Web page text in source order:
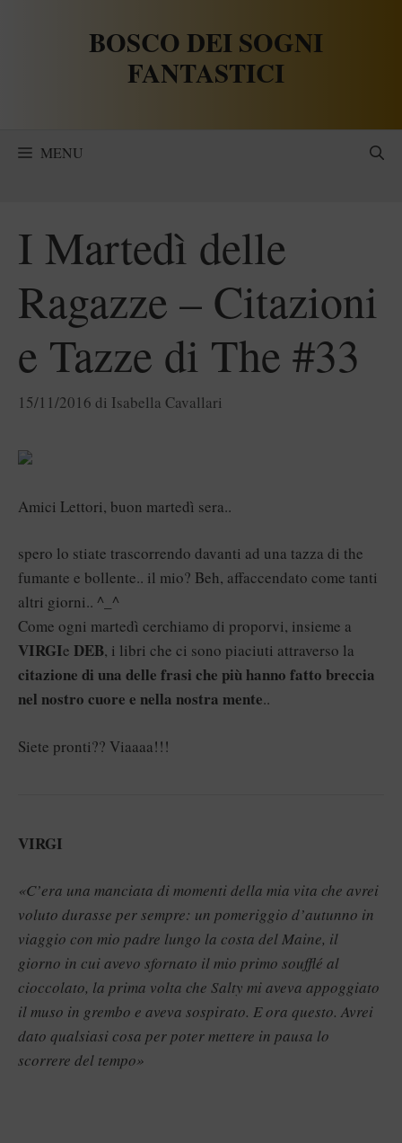
BOSCO DEI SOGNI
FANTASTICI
MENU
I Martedì delle
Ragazze – Citazioni
e Tazze di The #33
15/11/2016 di Isabella Cavallari
Amici Lettori, buon martedì sera..
spero lo stiate trascorrendo davanti ad una tazza di the
fumante e bollente.. il mio? Beh, affaccendato come tanti
altri giorni.. ^_^
Come ogni martedì cerchiamo di proporvi, insieme a
VIRGIe DEB, i libri che ci sono piaciuti attraverso la
citazione di una delle frasi che più hanno fatto breccia
nel nostro cuore e nella nostra mente..
Siete pronti?? Viaaaa!!!
VIRGI
«C’era una manciata di momenti della mia vita che avrei
voluto durasse per sempre: un pomeriggio d’autunno in
viaggio con mio padre lungo la costa del Maine, il
giorno in cui avevo sfornato il mio primo soufflé al
cioccolato, la prima volta che Salty mi aveva appoggiato
il muso in grembo e aveva sospirato. E ora questo. Avrei
dato qualsiasi cosa per poter mettere in pausa lo
scorrere del tempo»